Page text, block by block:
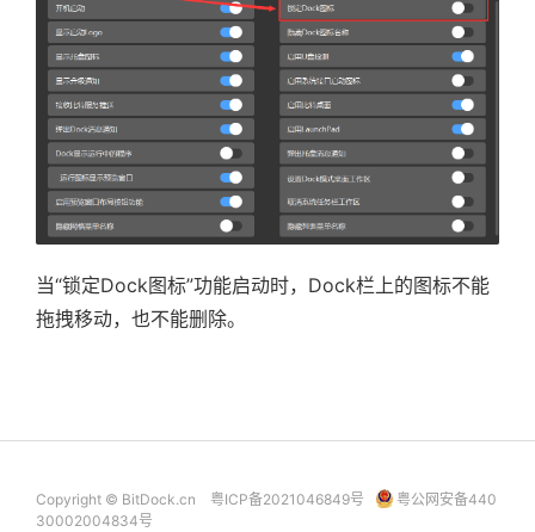
当“锁定Dock图标”功能启动时，Dock栏上的图标不能
拖拽移动，也不能删除。
Copyright © BitDock.cn 粤ICP备2021046849号
粤公网安备440
30002004834号